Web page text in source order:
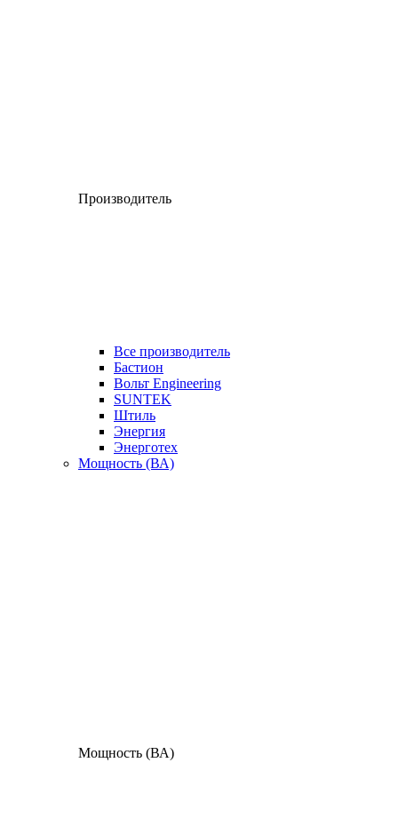
Производитель
Все производитель
Бастион
Вольт Engineering
SUNTEK
Штиль
Энергия
Энерготех
Мощность (ВА)
Мощность (ВА)